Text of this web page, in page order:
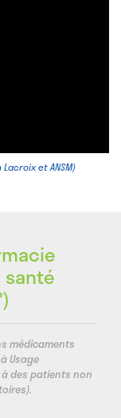
et ANSM)
santé
)
médicaments
Usage
des patients non